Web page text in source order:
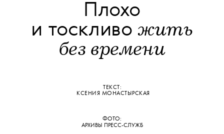
Плохо
и тоскливо жить
без времени
ТЕКСТ:
КСЕНИЯ МОНАСТЫРСКАЯ
ФОТО:
АРХИВЫ ПРЕСС-СЛУЖБ